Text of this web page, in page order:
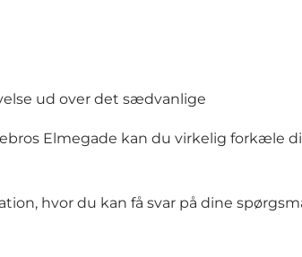
ud over det sædvanlige
Elmegade kan du virkelig forkæle
hvor du kan få svar på dine